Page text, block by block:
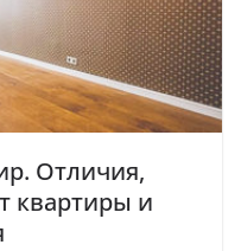
Отличия,
квартиры и